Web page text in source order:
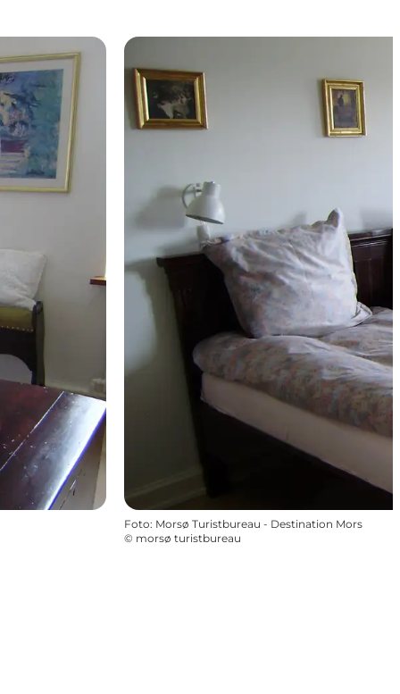
Foto: Morsø Turistbureau - Destination Mors
© morsø turistbureau